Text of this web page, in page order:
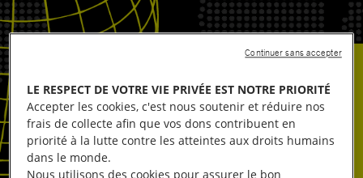
LE RESPECT DE VOTRE VIE PRIVÉE EST NOTRE PRIORITÉ
Accepter les cookies, c'est nous soutenir et réduire nos
frais de collecte afin que vos dons contribuent en
priorité à la lutte contre les atteintes aux droits humains
dans le monde.
Nous utilisons des cookies pour assurer le bon
Continuer sans accepter